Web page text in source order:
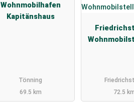
Wohnmobilhafen
Kapitänshaus
Tönning
69.5 km
72.5